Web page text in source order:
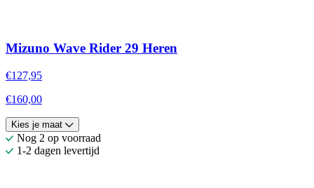
Mizuno Wave Rider 29 Heren
€127,95
€160,00
Kies je maat
Nog 2 op voorraad
1-2 dagen levertijd